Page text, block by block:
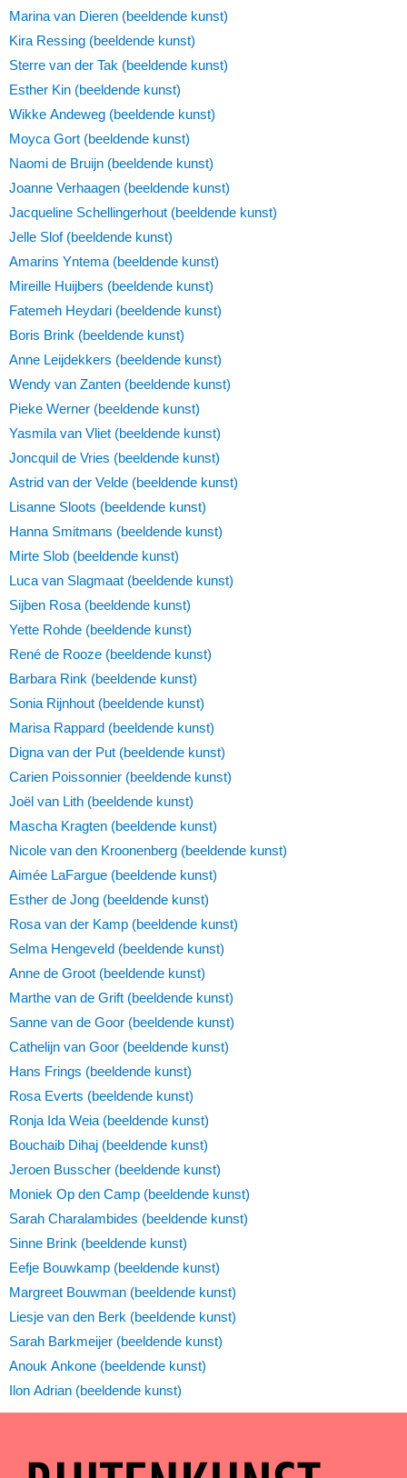
Marina van Dieren (beeldende kunst)
Kira Ressing (beeldende kunst)
Sterre van der Tak (beeldende kunst)
Esther Kin (beeldende kunst)
Wikke Andeweg (beeldende kunst)
Moyca Gort (beeldende kunst)
Naomi de Bruijn (beeldende kunst)
Joanne Verhaagen (beeldende kunst)
Jacqueline Schellingerhout (beeldende kunst)
Jelle Slof (beeldende kunst)
Amarins Yntema (beeldende kunst)
Mireille Huijbers (beeldende kunst)
Fatemeh Heydari (beeldende kunst)
Boris Brink (beeldende kunst)
Anne Leijdekkers (beeldende kunst)
Wendy van Zanten (beeldende kunst)
Pieke Werner (beeldende kunst)
Yasmila van Vliet (beeldende kunst)
Joncquil de Vries (beeldende kunst)
Astrid van der Velde (beeldende kunst)
Lisanne Sloots (beeldende kunst)
Hanna Smitmans (beeldende kunst)
Mirte Slob (beeldende kunst)
Luca van Slagmaat (beeldende kunst)
Sijben Rosa (beeldende kunst)
Yette Rohde (beeldende kunst)
René de Rooze (beeldende kunst)
Barbara Rink (beeldende kunst)
Sonia Rijnhout (beeldende kunst)
Marisa Rappard (beeldende kunst)
Digna van der Put (beeldende kunst)
Carien Poissonnier (beeldende kunst)
Joël van Lith (beeldende kunst)
Mascha Kragten (beeldende kunst)
Nicole van den Kroonenberg (beeldende kunst)
Aimée LaFargue (beeldende kunst)
Esther de Jong (beeldende kunst)
Rosa van der Kamp (beeldende kunst)
Selma Hengeveld (beeldende kunst)
Anne de Groot (beeldende kunst)
Marthe van de Grift (beeldende kunst)
Sanne van de Goor (beeldende kunst)
Cathelijn van Goor (beeldende kunst)
Hans Frings (beeldende kunst)
Rosa Everts (beeldende kunst)
Ronja Ida Weia (beeldende kunst)
Bouchaib Dihaj (beeldende kunst)
Jeroen Busscher (beeldende kunst)
Moniek Op den Camp (beeldende kunst)
Sarah Charalambides (beeldende kunst)
Sinne Brink (beeldende kunst)
Eefje Bouwkamp (beeldende kunst)
Margreet Bouwman (beeldende kunst)
Liesje van den Berk (beeldende kunst)
Sarah Barkmeijer (beeldende kunst)
Anouk Ankone (beeldende kunst)
Ilon Adrian (beeldende kunst)